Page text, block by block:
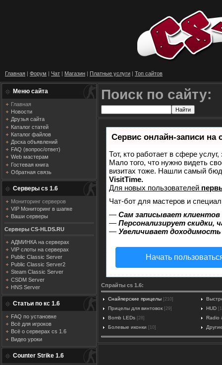
Главная | Форум | Чат | Магазин | Платные услуги | Топ сайтов
Меню сайта
Главная
Новости
Друзья сайта
Каталог статей
Каталог файлов
Доска объявлений
FAQ (вопрос/ответ)
Web мастерам
Гостевая книга
Обратная связь
Серверы cs 1.6
Мониторинг серверов
VIP Мониторинг в шапке
Ваши серверы
Серверы CS-HLDS.RU
АДМИНКА на серверах
VIP слоты на серверах
Public Classic Server
Public Classic Server2
Steam Classic Server
CSDM Server
HNS Server
Статьи по кс 1.6
FAQ по установке
Всё для игроков
Всё о серверах cs 1.6
Видео уроки
Counter Strike 1.6
Поиск по сайту:
Сервис онлайн-записи на
Тот, кто работает в сфере
Мало того, что нужно видеть
визитах тоже. Нашли самый
VisitTime.
Для новых пользователей
Чат-бот для мастеров и
— Сам записывает
— Персонализирует скидки,
— Увеличивает
Начать
Спрайты cs 1.6:
Снайперские прицелы [210]
Прицелы для винтовок
[29] HUD
Bomb LEDs [28]
Radio
Болевые иконки
[10]